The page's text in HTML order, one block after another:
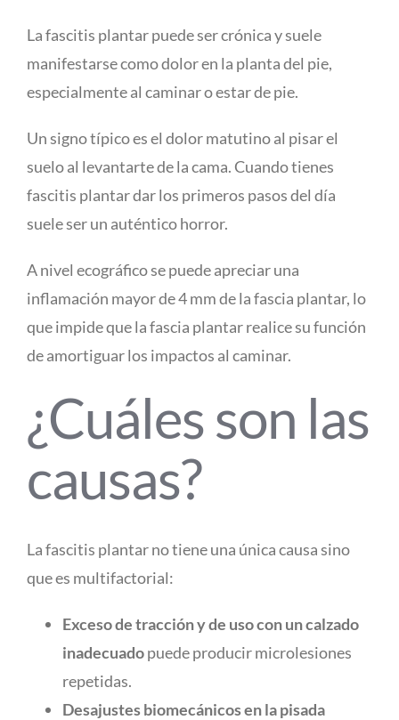
La fascitis plantar puede ser crónica y suele
manifestarse como dolor en la planta del pie,
especialmente al caminar o estar de pie.
Un signo típico es el dolor matutino al pisar el
suelo al levantarte de la cama. Cuando tienes
fascitis plantar dar los primeros pasos del día
suele ser un auténtico horror.
A nivel ecográfico se puede apreciar una
inflamación mayor de 4 mm de la fascia plantar, lo
que impide que la fascia plantar realice su función
de amortiguar los impactos al caminar.
¿Cuáles son las
causas?
La fascitis plantar no tiene una única causa sino
que es multifactorial:
Exceso de tracción y de uso con un calzado
inadecuadopuede producir microlesiones
repetidas.
Desajustes biomecánicos en la pisada